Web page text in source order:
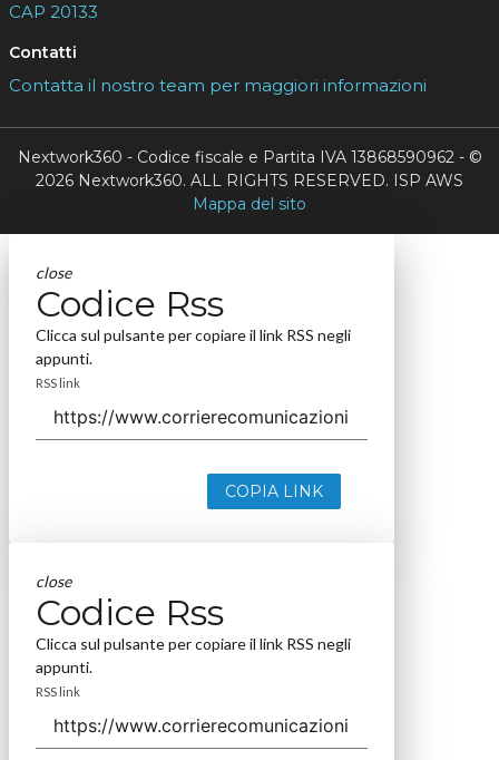
CAP 20133
Contatti
Contatta il nostro team per maggiori informazioni
Nextwork360 - Codice fiscale e Partita IVA 13868590962 - ©
2026 Nextwork360. ALL RIGHTS RESERVED. ISP AWS
Mappa del sito
close
Codice Rss
Clicca sul pulsante per copiare il link RSS negli
appunti.
RSS link
COPIA LINK
close
Codice Rss
Clicca sul pulsante per copiare il link RSS negli
appunti.
RSS link